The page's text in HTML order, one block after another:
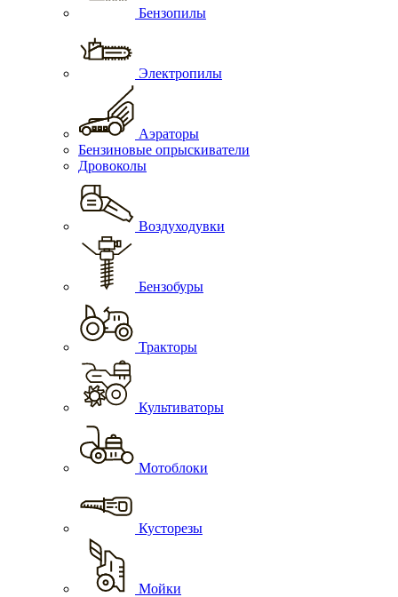
Бензопилы
Электропилы
Аэраторы
Бензиновые опрыскиватели
Дровоколы
Воздуходувки
Бензобуры
Тракторы
Культиваторы
Мотоблоки
Кусторезы
Мойки